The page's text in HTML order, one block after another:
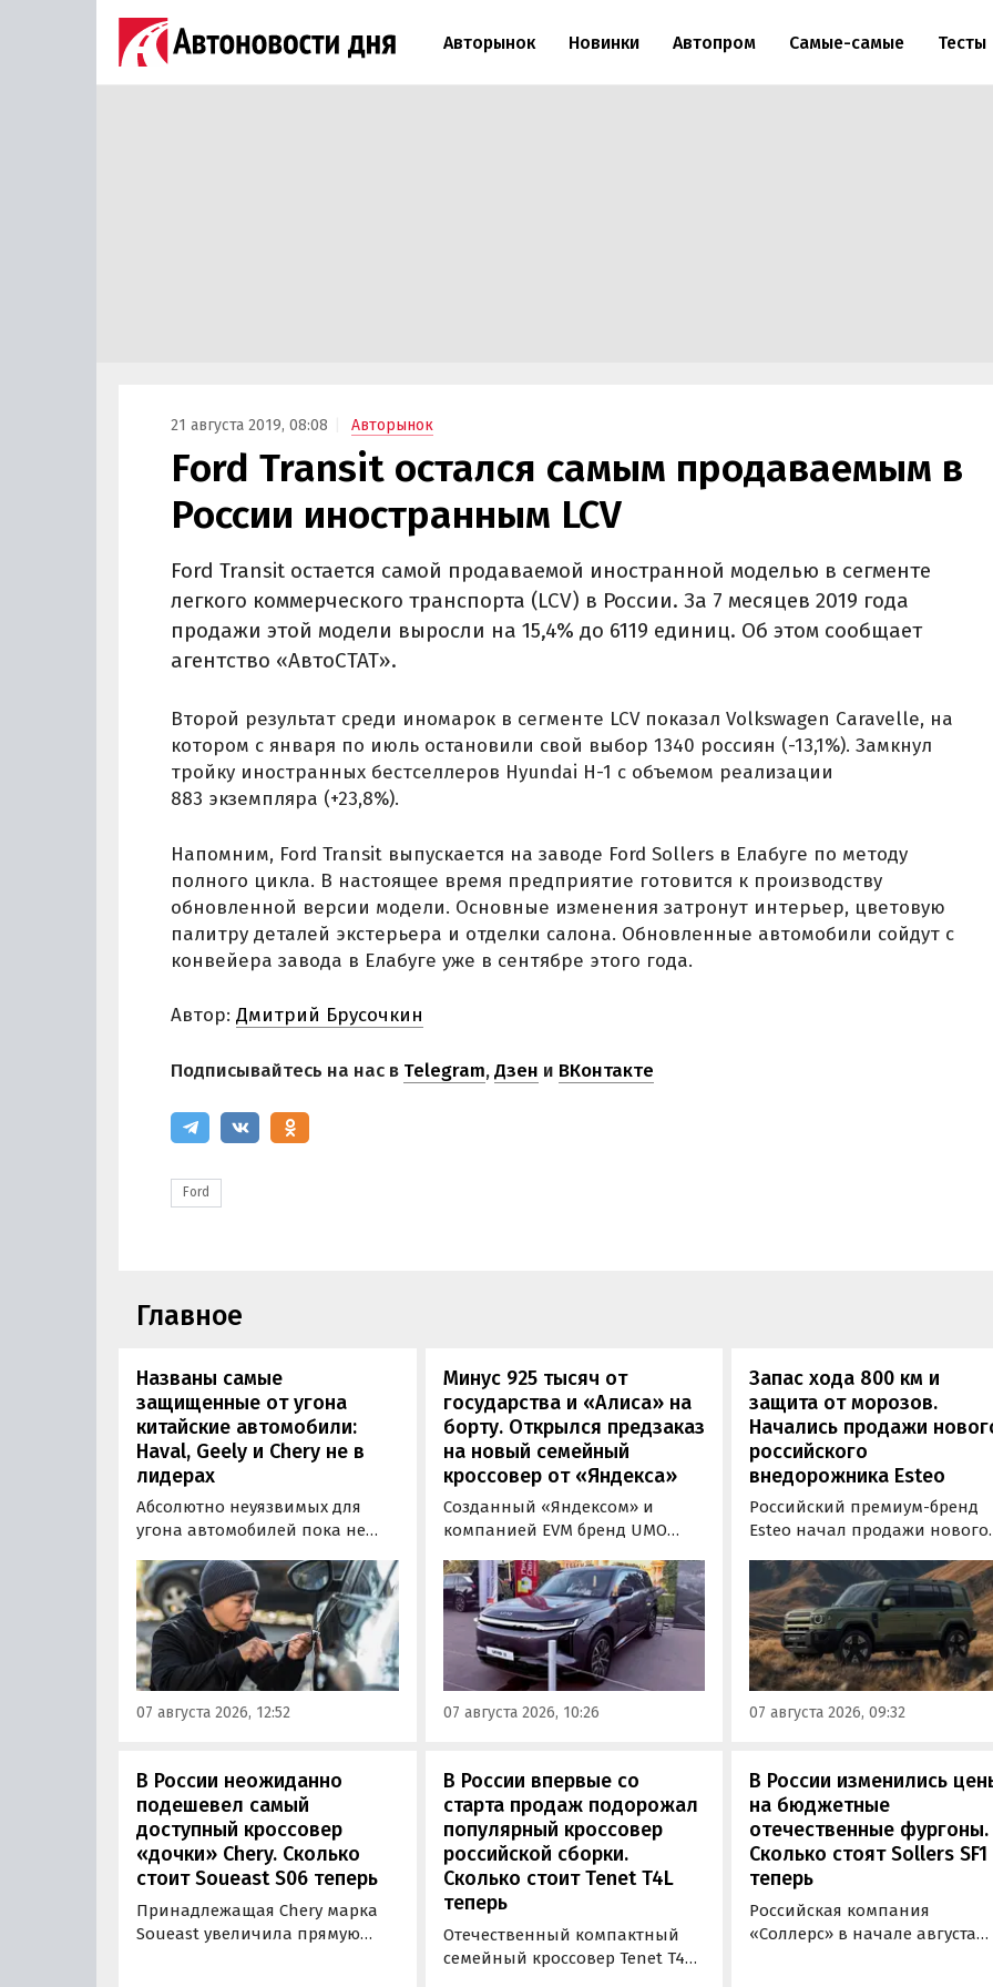
Авторынок Новинки Автопром Самые-самые Тесты
21 августа 2019, 08:08 Авторынок
Ford Transit остался самым продаваемым в
России иностранным LCV
Ford Transit остается самой продаваемой иностранной моделью в сегменте
легкого коммерческого транспорта (LCV) в России. За 7 месяцев 2019 года
продажи этой модели выросли на 15,4% до 6119 единиц. Об этом сообщает
агентство «АвтоСТАТ».
Второй результат среди иномарок в сегменте LCV показал Volkswagen Caravelle, на
котором с января по июль остановили свой выбор 1340 россиян (-13,1%). Замкнул
тройку иностранных бестселлеров Hyundai H-1 с объемом реализации
883 экземпляра (+23,8%).
Напомним, Ford Transit выпускается на заводе Ford Sollers в Елабуге по методу
полного цикла. В настоящее время предприятие готовится к производству
обновленной версии модели. Основные изменения затронут интерьер, цветовую
палитру деталей экстерьера и отделки салона. Обновленные автомобили сойдут с
конвейера завода в Елабуге уже в сентябре этого года.
Автор: Дмитрий Брусочкин
Подписывайтесь на нас в Telegram,Дзен и ВКонтакте
Ford
Главное
Названы самые
защищенные от угона
китайские автомобили:
Haval, Geely и Chery не в
лидерах
Абсолютно неуязвимых для
угона автомобилей пока не
могут доставить
злоумышленникам больше
всего сложностей. Из китайских
машин таковыми сегодня
являются модели Li и BYD,
сообщил в эфире радио РБК
учредитель федерального
07 августа 2026, 12:52
Минус 925 тысяч от
государства и «Алиса» на
борту. Открылся предзаказ
на новый семейный
кроссовер от «Яндекса»
Созданный «Яндексом» и
компанией EVM бренд UMO
на свою вторую модель
- полноразмерный гибридный
кроссовер UMO 8 с полным
приводом. Его уже можно
заказать в двух версиях: Max за
5 915 000 рублей и Ultra за 6 415
000 рублей без учета
07 августа 2026, 10:26
Запас хода 800 км и
защита от морозов.
Начались продажи
российского
внедорожника Esteo
Российский премиум-бренд
Esteo начал продажи нового
Модель, оснащенная
установкой
типа, уже доступна для
покупки в официальных
дилерских центрах Esteo и
через цифровые сервисы
бренда, сообщили
07 августа 2026, 09:32
В России неожиданно
подешевел самый
доступный кроссовер
«дочки» Chery. Сколько
стоит Soueast S06 теперь
Принадлежащая Chery марка
Soueast увеличила прямую
В России впервые со
старта продаж подорожал
популярный кроссовер
российской сборки.
Сколько стоит Tenet T4L
теперь
Отечественный компактный
семейный кроссовер Tenet T4L
В России изменились
на бюджетные
отечественные фургоны.
Сколько стоят Sollers SF1
теперь
Российская компания
«Соллерс» в начале августа